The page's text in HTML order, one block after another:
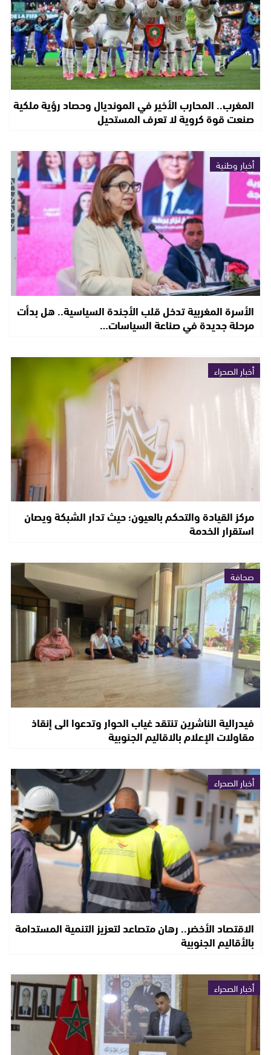
المغرب.. المحارب الأخير في المونديال وحصاد رؤية ملكية
صنعت قوة كروية لا تعرف المستحيل
أخبار وطنية
الأسرة المغربية تدخل قلب الأجندة السياسية.. هل بدأت
مرحلة جديدة في صناعة السياسات…
أخبار الصحراء
مركز القيادة والتحكم بالعيون؛ حيث تدار الشبكة ويصان
استقرار الخدمة
صحافة
فيدرالية الناشرين تنتقد غياب الحوار وتدعوا الى إنقاذ
مقاولات الإعلام بالاقاليم الجنوبية
أخبار الصحراء
الاقتصاد الأخضر.. رهان متصاعد لتعزيز التنمية المستدامة
بالأقاليم الجنوبية
أخبار الصحراء